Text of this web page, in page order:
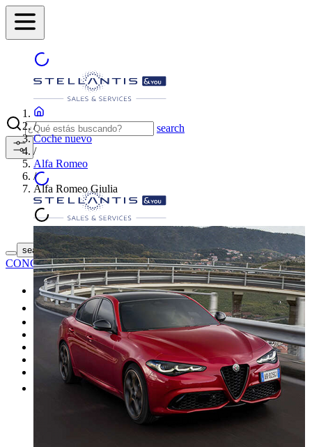
search
search button - icon
ENCUENTRA TU
CONCESIONARIO
Coches nuevos
Coches de segunda mano
Nuestras promociones
Nuestras marcas
Cita Taller
Tasar coche gratis
/
Coche nuevo
/
Alfa Romeo
/
Alfa Romeo Giulia